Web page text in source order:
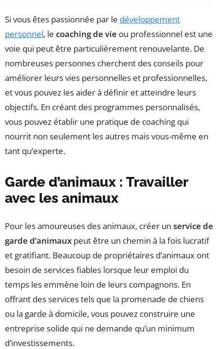
Si vous êtes passionnée par le développement
personnel, le coaching de vie ou professionnel est une
voie qui peut être particulièrement renouvelante. De
nombreuses personnes cherchent des conseils pour
améliorer leurs vies personnelles et professionnelles,
et vous pouvez les aider à définir et atteindre leurs
objectifs. En créant des programmes personnalisés,
vous pouvez établir une pratique de coaching qui
nourrit non seulement les autres mais vous-même en
tant qu’experte.
Garde d’animaux : Travailler
avec les animaux
Pour les amoureuses des animaux, créer un service de
garde d’animaux peut être un chemin à la fois lucratif
et gratifiant. Beaucoup de propriétaires d’animaux ont
besoin de services fiables lorsque leur emploi du
temps les emmène loin de leurs compagnons. En
offrant des services tels que la promenade de chiens
ou la garde à domicile, vous pouvez construire une
entreprise solide qui ne demande qu’un minimum
d’investissements.